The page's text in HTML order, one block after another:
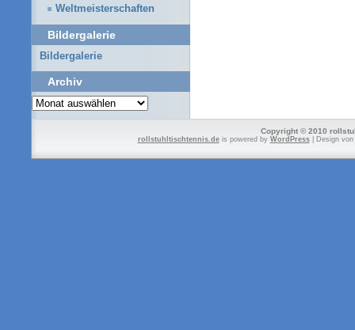
Weltmeisterschaften
Bildergalerie
Bildergalerie
Archiv
Archiv
Copyright © 2010
rollstuhltischtennis.deis powered by WordPress| Design von